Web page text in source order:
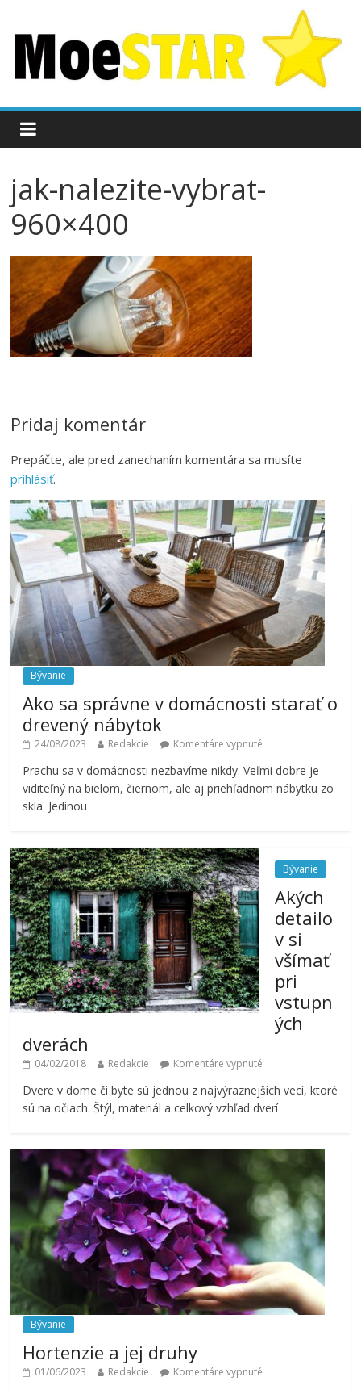
jak-nalezite-vybrat-
960×400
Pridaj komentár
Prepáčte, ale pred zanechaním komentára sa musíte
prihlásiť.
Bývanie
Ako sa správne v domácnosti starať o
drevený nábytok
24/08/2023 Redakcie Komentáre vypnuté
Prachu sa v domácnosti nezbavíme nikdy. Veľmi dobre je
viditeľný na bielom, čiernom, ale aj priehľadnom nábytku zo
skla. Jedinou
Bývanie
Akých
detailo
v si
všímať
pri
vstupn
ých
dverách
04/02/2018 Redakcie Komentáre vypnuté
Dvere v dome či byte sú jednou z najvýraznejších vecí, ktoré
sú na očiach. Štýl, materiál a celkový vzhľad dverí
Bývanie
Hortenzie a jej druhy
01/06/2023 Redakcie Komentáre vypnuté